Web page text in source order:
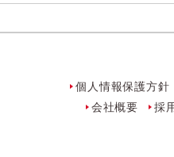
個人情報保護方針
会社概要
採